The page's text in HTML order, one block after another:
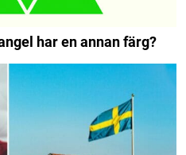
har en annan färg?